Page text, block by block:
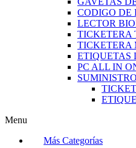
CODIGO DE
LECTOR
TICKETERA
TICKETERA
ETIQUETAS
PC ALL IN
Menu
Más Categorías